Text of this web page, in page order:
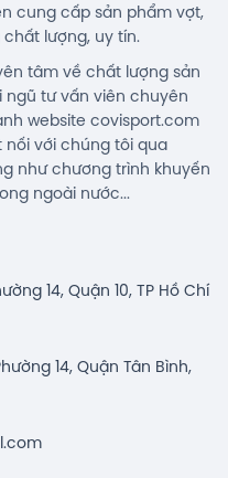
cung cấp sản phẩm vợt,
lượng, uy tín.
tâm về chất lượng sản
ngũ tư vấn viên chuyên
website covisport.com
với chúng tôi qua
như chương trình khuyến
ngoài nước...
14, Quận 10, TP Hồ Chí
14, Quận Tân Bình,